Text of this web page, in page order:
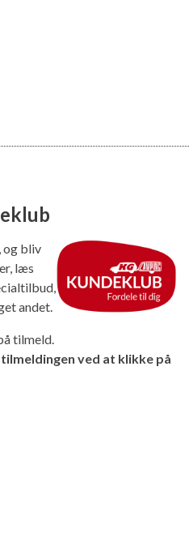
og bliv
læs
andet.
tilmeld.
ved at klikke på